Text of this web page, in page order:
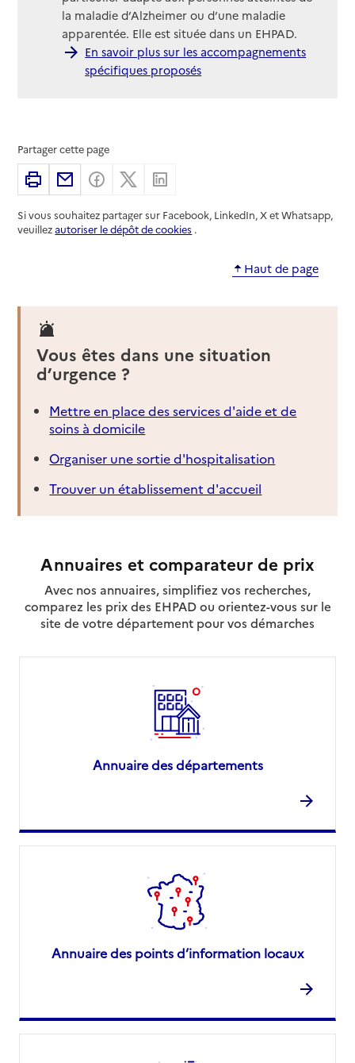
la maladie d’Alzheimer ou d’une maladie
apparentée. Elle est située dans un EHPAD.
En savoir plus sur les accompagnements
spécifiques proposés
Partager cette page
ImprimerPartager par email
Partager sur Facebook
Partager sur X
Si vous souhaitez partager sur Facebook, LinkedIn, X et Whatsapp,
veuillezautoriser le dépôt de cookies .
Haut de page
Vous êtes dans une situation
d’urgence ?
Mettre en place des services d'aide et de
soins à domicile
Organiser une sortie d'hospitalisation
Trouver un établissement d'accueil
Annuaires et comparateur de prix
Avec nos annuaires, simplifiez vos recherches,
comparez les prix des EHPAD ou orientez-vous sur le
site de votre département pour vos démarches
Annuaire des départements
Annuaire des points d’information locaux